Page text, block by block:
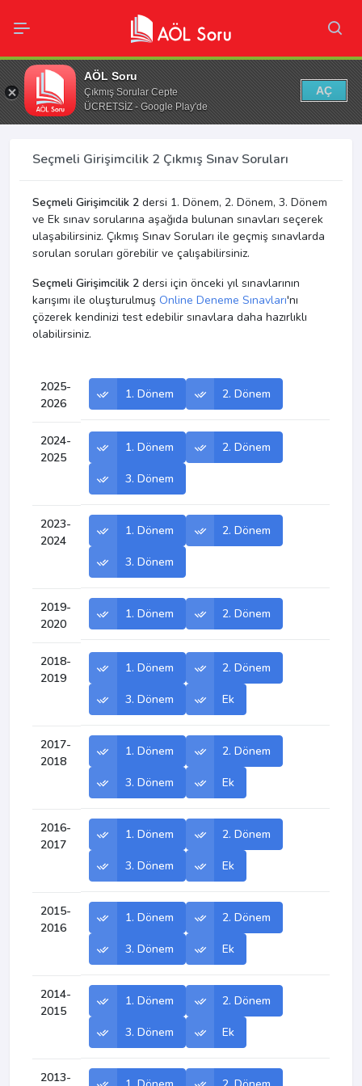
AÖL Soru
Çıkmış Sorular Cepte
ÜCRETSİZ - Google Play'de
AÇ
Seçmeli Girişimcilik 2 Çıkmış Sınav Soruları
Seçmeli Girişimcilik 2 dersi 1. Dönem, 2. Dönem, 3. Dönem
ve Ek sınav sorularına aşağıda bulunan sınavları seçerek
ulaşabilirsiniz. Çıkmış Sınav Soruları ile geçmiş sınavlarda
sorulan soruları görebilir ve çalışabilirsiniz.
Seçmeli Girişimcilik 2 dersi için önceki yıl sınavlarının
karışımı ile oluşturulmuş Online Deneme Sınavları'nı
çözerek kendinizi test edebilir sınavlara daha hazırlıklı
olabilirsiniz.
2025-
2026
1. Dönem 2. Dönem
2024-
2025
1. Dönem 2. Dönem
3. Dönem
2023-
2024
1. Dönem 2. Dönem
3. Dönem
2019-
2020
1. Dönem 2. Dönem
2018-
2019
1. Dönem 2. Dönem
3. Dönem Ek
2017-
2018
1. Dönem 2. Dönem
3. Dönem Ek
2016-
2017
1. Dönem 2. Dönem
3. Dönem Ek
2015-
2016
1. Dönem 2. Dönem
3. Dönem Ek
2014-
2015
1. Dönem 2. Dönem
3. Dönem Ek
2013-